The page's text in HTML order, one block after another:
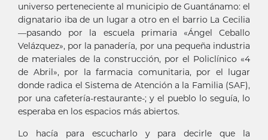
universo perteneciente al municipio de Guantánamo: el
dignatario iba de un lugar a otro en el barrio La Cecilia
—pasando por la escuela primaria «Ángel Ceballo
Velázquez», por la panadería, por una pequeña industria
de materiales de la construcción, por el Policlínico «4
de Abril», por la farmacia comunitaria, por el lugar
donde radica el Sistema de Atención a la Familia (SAF),
por una cafetería-restaurante-; y el pueblo lo seguía, lo
esperaba en los espacios más abiertos.
Lo hacía para escucharlo y para decirle que la